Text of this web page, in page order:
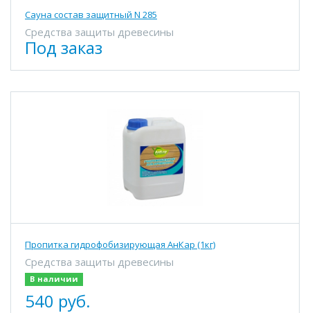
Сауна состав защитный N 285
Средства защиты древесины
Под заказ
Пропитка гидрофобизирующая АнКар (1кг)
Средства защиты древесины
В наличии
540 руб.